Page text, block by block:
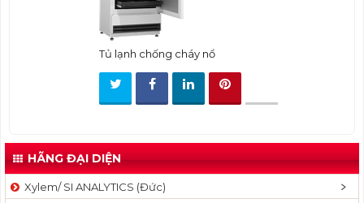
Tủ lạnh chống cháy nổ
HÃNG ĐẠI DIỆN
Xylem/ SI ANALYTICS (Đức)